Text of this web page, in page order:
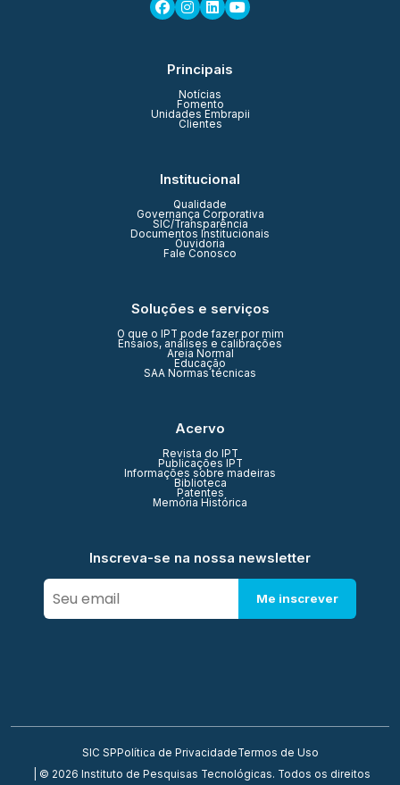
Principais
Notícias
Fomento
Unidades Embrapii
Clientes
Institucional
Qualidade
Governança Corporativa
SIC/Transparência
Documentos Institucionais
Ouvidoria
Fale Conosco
Soluções e serviços
O que o IPT pode fazer por mim
Ensaios, análises e calibrações
Areia Normal
Educação
SAA Normas técnicas
Acervo
Revista do IPT
Publicações IPT
Informações sobre madeiras
Biblioteca
Patentes
Memória Histórica
Inscreva-se na nossa newsletter
Me inscrever
SIC SP Política de PrivacidadeTermos de Uso
| © 2026 Instituto de Pesquisas Tecnológicas. Todos os direitos